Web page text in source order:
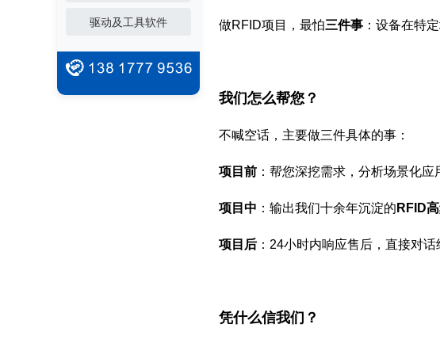
驱动及工具软件 做RFID项目，最怕三件事 ：设备在特
我们怎么帮您？
不喊空话，主要做三件具体的事：
项目前 ：帮您深挖需求，分析场景化
项目中 ：输出我们十余年沉淀的 RFID
项目后 ：24小时内响应售后，直接对话
凭什么信我们？